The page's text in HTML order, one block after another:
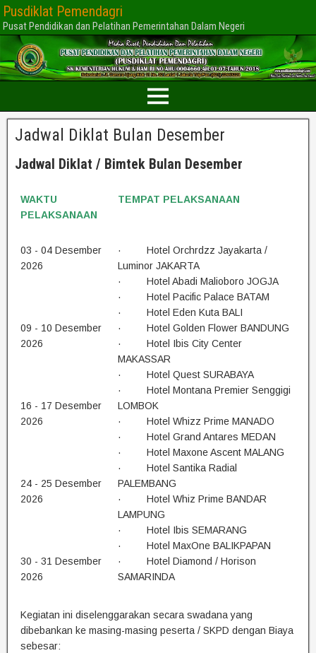
Pusdiklat Pemendagri
Pusat Pendidikan dan Pelatihan Pemerintahan Dalam Negeri
Jadwal Diklat Bulan Desember
Jadwal Diklat / Bimtek Bulan Desember
WAKTU
PELAKSANAAN
TEMPAT PELAKSANAAN
03 - 04 Desember
2026
09 - 10 Desember
2026
16 - 17 Desember
2026
24 - 25 Desember
2026
30 - 31 Desember
2026
· Hotel Orchrdzz Jayakarta /
Luminor JAKARTA
· Hotel Abadi Malioboro JOGJA
· Hotel Pacific Palace BATAM
· Hotel Eden Kuta BALI
· Hotel Golden Flower BANDUNG
· Hotel Ibis City Center
MAKASSAR
· Hotel Quest SURABAYA
· Hotel Montana Premier Senggigi
LOMBOK
· Hotel Whizz Prime MANADO
· Hotel Grand Antares MEDAN
· Hotel Maxone Ascent MALANG
· Hotel Santika Radial
PALEMBANG
· Hotel Whiz Prime BANDAR
LAMPUNG
· Hotel Ibis SEMARANG
· Hotel MaxOne BALIKPAPAN
· Hotel Diamond / Horison
SAMARINDA
Kegiatan ini diselenggarakan secara swadana yang
dibebankan ke masing-masing peserta / SKPD dengan Biaya
sebesar: